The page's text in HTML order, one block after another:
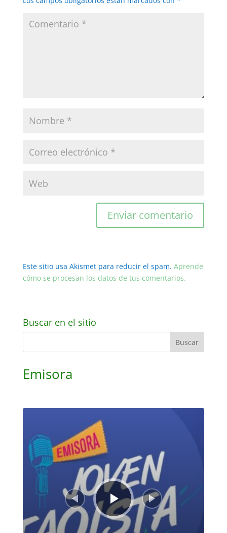
Este sitio usa Akismet para reducir el spam. Aprende
cómo se procesan los datos de tus comentarios.
Buscar en el sitio
Emisora
Reproductor